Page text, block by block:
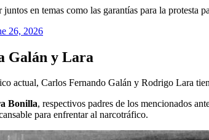
juntos en temas como las garantías para la
26, 2026
Galán y Lara
actual, Carlos Fernando Galán y Rodrigo Lara
Bonilla, respectivos padres de los mencionados
para enfrentar al narcotráfico.